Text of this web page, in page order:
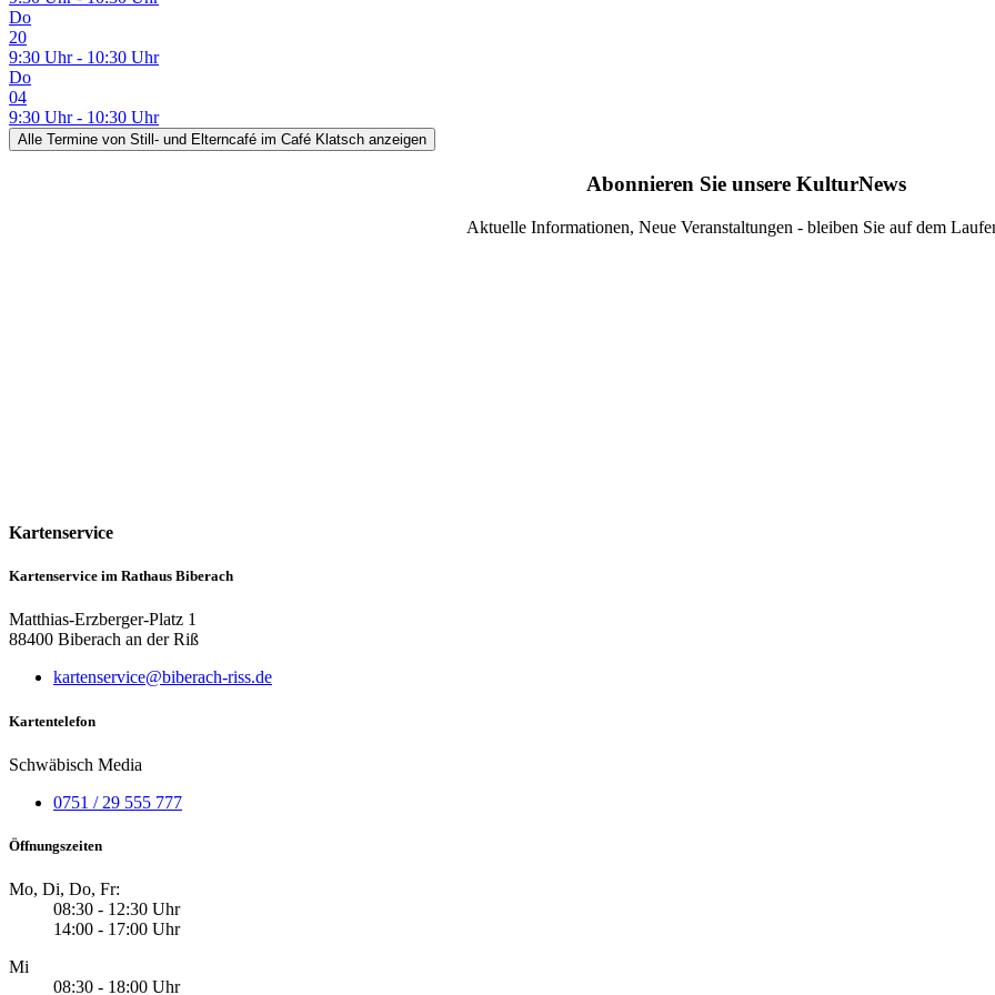
Do
20
9:30 Uhr - 10:30 Uhr
Do
04
9:30 Uhr - 10:30 Uhr
Alle Termine von Still- und Elterncafé im Café Klatsch anzeigen
Abonnieren Sie unsere KulturNews
Aktuelle Informationen, Neue Veranstaltungen - bleiben Sie auf dem
Kartenservice
Kartenservice im Rathaus Biberach
Matthias-Erzberger-Platz 1
88400 Biberach an der Riß
kartenservice@biberach-riss.de
Kartentelefon
Schwäbisch Media
0751 / 29 555 777
Öffnungszeiten
Mo, Di, Do, Fr:
08:30 - 12:30 Uhr
14:00 - 17:00 Uhr
Mi
08:30 - 18:00 Uhr